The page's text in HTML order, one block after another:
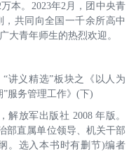
本。2023年2月，团中央青
共同向全国一千余所高中
大青年师生的热烈欢迎。
讲义精选”板块之《以人为
服务管理工作》(下)
放军出版社 2008 年版。
部直属单位领导、机关干部
。选入本书时有删节)编者